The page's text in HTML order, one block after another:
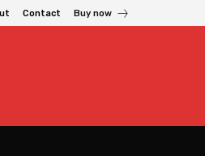
Contact Buy now